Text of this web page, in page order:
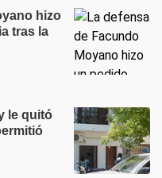
hizo
tras la
le quitó